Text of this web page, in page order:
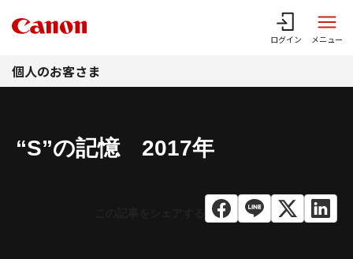
ログイン メニュー
個人のお客さま
“S”の記憶 2017年